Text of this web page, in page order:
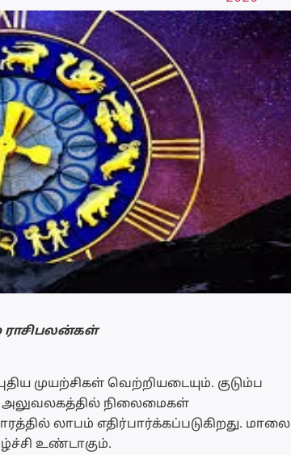
ராசிபலன்கள்
முயற்சிகள் வெற்றியடையும். குடும்ப
அலுவலகத்தில் நிலைமைகள்
லாபம் எதிர்பார்க்கப்படுகிறது. மாலை
உண்டாகும்.